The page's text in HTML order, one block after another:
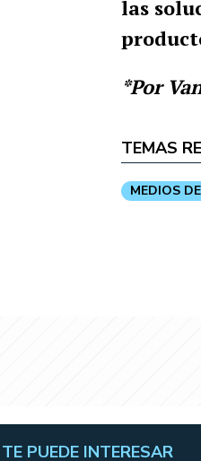
las
*Por
TEMAS
MEDIOS
TE PUEDE INTERESAR